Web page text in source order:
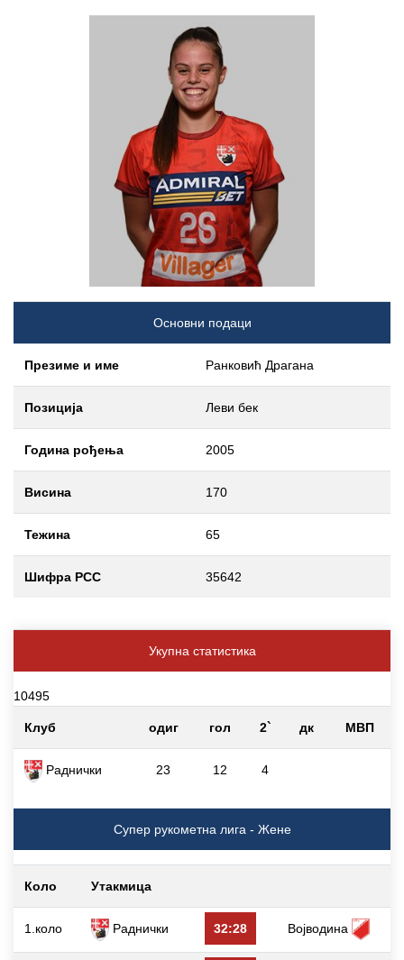
Основни подаци
Презиме и име Ранковић Драгана
Позиција Леви бек
Година рођења 2005
Висина 170
Тежина 65
Шифра РСС 35642
Укупна статистика
10495
Клуб одиг гол 2` дк МВП
Раднички 23 12 4
Супер рукометна лига - Жене
Коло Утакмица
1.коло Раднички 32:28 Војводина